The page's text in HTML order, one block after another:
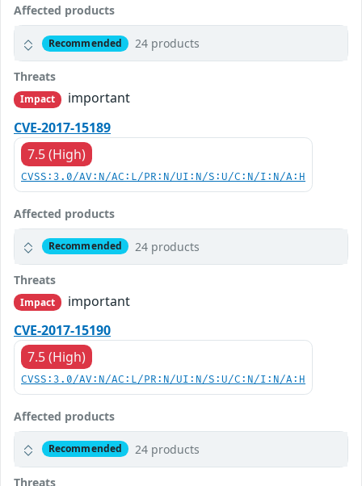
Affected products
Recommended 24 products
Threats
Impact
important
CVE-2017-15189
7.5 (High)
CVSS:3.0/AV:N/AC:L/PR:N/UI:N/S:U/C:N/I:N/A:H
Affected products
Recommended 24 products
Threats
Impact
important
CVE-2017-15190
7.5 (High)
CVSS:3.0/AV:N/AC:L/PR:N/UI:N/S:U/C:N/I:N/A:H
Affected products
Recommended 24 products
Threats